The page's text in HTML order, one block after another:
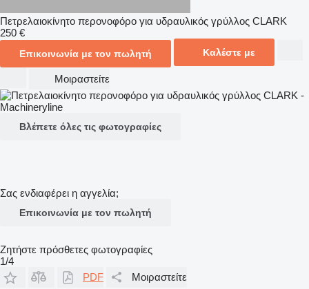
Πετρελαιοκίνητο περονοφόρο για υδραυλικός γρύλλος CLARK
250 €
Επικοινωνία με τον πωλητή Καλέστε με
Μοιραστείτε
Βλέπετε όλες τις φωτογραφίες
Σας ενδιαφέρει η αγγελία;
Επικοινωνία με τον πωλητή
Ζητήστε πρόσθετες φωτογραφίες
1/4
PDF
Μοιραστείτε